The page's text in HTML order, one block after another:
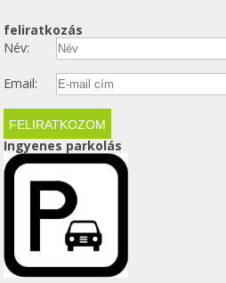
feliratkozás
Név:
Email:
Ingyenes parkolás